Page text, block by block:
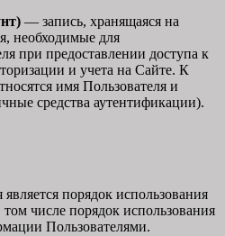
— запись, хранящаяся на
необходимые для
при предоставлении доступа к
и учета на Сайте. К
имя Пользователя и
средства аутентификации).
порядок использования
числе порядок использования
Пользователями.